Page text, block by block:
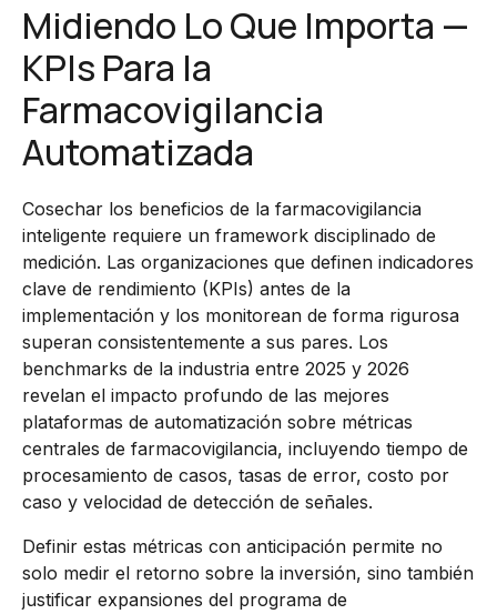
Midiendo Lo Que Importa —
KPIs Para la
Farmacovigilancia
Automatizada
Cosechar los beneficios de la farmacovigilancia
inteligente requiere un framework disciplinado de
medición. Las organizaciones que definen indicadores
clave de rendimiento (KPIs) antes de la
implementación y los monitorean de forma rigurosa
superan consistentemente a sus pares. Los
benchmarks de la industria entre 2025 y 2026
revelan el impacto profundo de las mejores
plataformas de automatización sobre métricas
centrales de farmacovigilancia, incluyendo tiempo de
procesamiento de casos, tasas de error, costo por
caso y velocidad de detección de señales.
Definir estas métricas con anticipación permite no
solo medir el retorno sobre la inversión, sino también
justificar expansiones del programa de